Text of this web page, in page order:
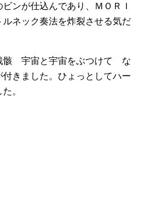
ンが仕込んであり、ＭＯＲＩ
ネック奏法を炸裂させる気だ
骸 宇宙と宇宙をぶつけて な
きました。ひょっとしてハー
。